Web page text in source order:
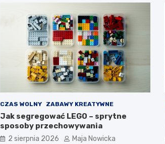
CZAS WOLNY ZABAWY KREATYWNE
Jak segregować LEGO – sprytne
sposoby przechowywania
2 sierpnia 2026 Maja Nowicka